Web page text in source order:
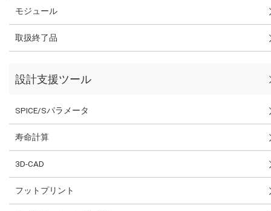
モジュール
取扱終了品
設計支援ツール
SPICE/Sパラメータ
寿命計算
3D-CAD
フットプリント